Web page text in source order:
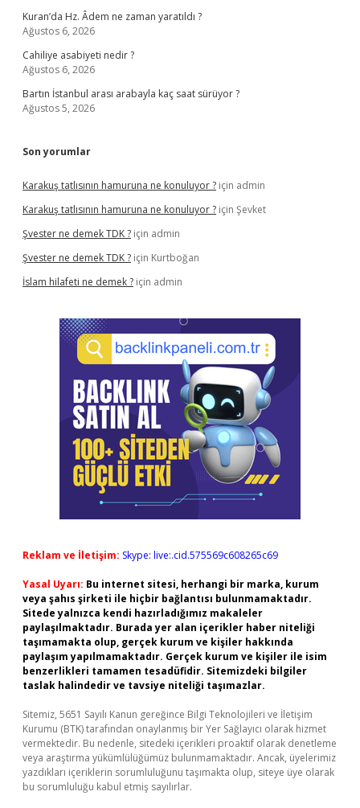
Kuran’da Hz. Âdem ne zaman yaratıldı ?
Ağustos 6, 2026
Cahiliye asabiyeti nedir ?
Ağustos 6, 2026
Bartın İstanbul arası arabayla kaç saat sürüyor ?
Ağustos 5, 2026
Son yorumlar
Karakuş tatlısının hamuruna ne konuluyor ? için admin
Karakuş tatlısının hamuruna ne konuluyor ? için Şevket
Şvester ne demek TDK ? için admin
Şvester ne demek TDK ? için Kurtboğan
İslam hilafeti ne demek ? için admin
Reklam ve İletişim: Skype: live:.cid.575569c608265c69
Yasal Uyarı: Bu internet sitesi, herhangi bir marka, kurum
veya şahıs şirketi ile hiçbir bağlantısı bulunmamaktadır.
Sitede yalnızca kendi hazırladığımız makaleler
paylaşılmaktadır. Burada yer alan içerikler haber niteliği
taşımamakta olup, gerçek kurum ve kişiler hakkında
paylaşım yapılmamaktadır. Gerçek kurum ve kişiler ile isim
benzerlikleri tamamen tesadüfidir. Sitemizdeki bilgiler
taslak halindedir ve tavsiye niteliği taşımazlar.
Sitemiz, 5651 Sayılı Kanun gereğince Bilgi Teknolojileri ve İletişim
Kurumu (BTK) tarafından onaylanmış bir Yer Sağlayıcı olarak hizmet
vermektedir. Bu nedenle, sitedeki içerikleri proaktif olarak denetleme
veya araştırma yükümlülüğümüz bulunmamaktadır. Ancak, üyelerimiz
yazdıkları içeriklerin sorumluluğunu taşımakta olup, siteye üye olarak
bu sorumluluğu kabul etmiş sayılırlar.